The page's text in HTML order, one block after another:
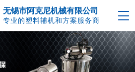
无锡市阿克尼机械有限公司
专业的塑料辅机和方案服务商